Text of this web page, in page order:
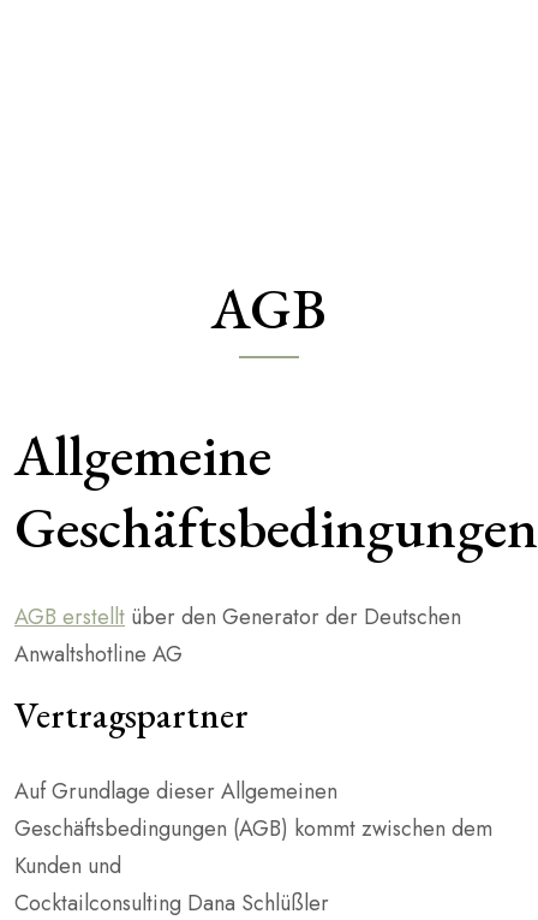
AGB
Allgemeine
Geschäftsbedingungen
AGB erstellt über den Generator der Deutschen
Anwaltshotline AG
Vertragspartner
Auf Grundlage dieser Allgemeinen
Geschäftsbedingungen (AGB) kommt zwischen dem
Kunden und
Cocktailconsulting Dana Schlüßler